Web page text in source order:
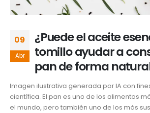
09
Abr
¿Puede el aceite
tomillo ayudar a
pan de forma
Imagen ilustrativa generada por IA con
científica. El pan es uno de los alimentos
el mundo, pero también uno de los más